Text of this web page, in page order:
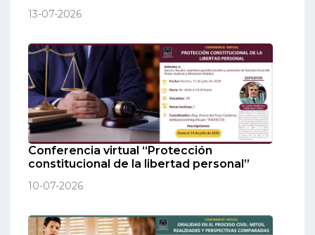
13-07-2026
Conferencia virtual “Protección
constitucional de la libertad personal”
10-07-2026